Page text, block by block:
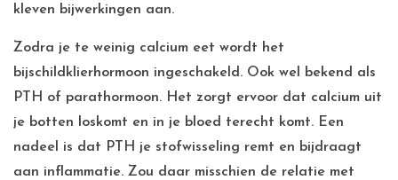
kleven bijwerkingen aan.
Zodra je te weinig calcium eet wordt het
bijschildklierhormoon ingeschakeld. Ook wel bekend als
PTH of parathormoon. Het zorgt ervoor dat calcium uit
je botten loskomt en in je bloed terecht komt. Een
nadeel is dat PTH je stofwisseling remt en bijdraagt
aan inflammatie. Zou daar misschien de relatie met